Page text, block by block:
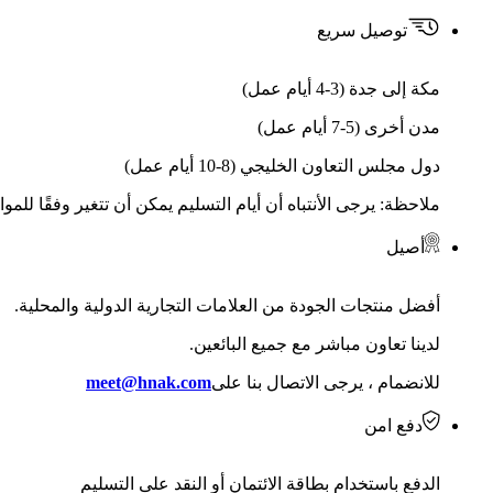
توصيل سريع
مكة إلى جدة (3-4 أيام عمل)
مدن أخرى (5-7 أيام عمل)
دول مجلس التعاون الخليجي (8-10 أيام عمل)
ملاحظة: يرجى الأنتباه أن أيام التسليم يمكن أن تتغير وفقًا
أصيل
أفضل منتجات الجودة من العلامات التجارية الدولية والمحلية.
لدينا تعاون مباشر مع جميع البائعين.
للانضمام ، يرجى الاتصال بنا علىmeet@hnak.com
دفع امن
الدفع باستخدام بطاقة الائتمان أو النقد على التسليم